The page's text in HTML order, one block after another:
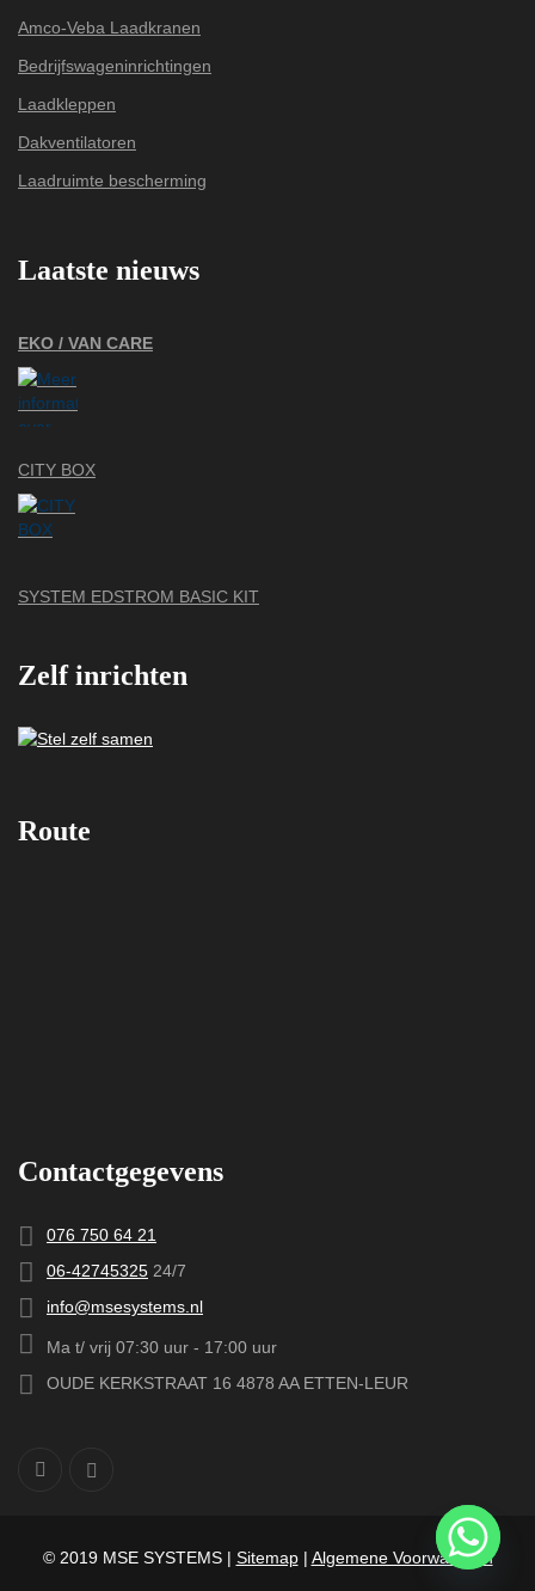
Amco-Veba Laadkranen
Bedrijfswageninrichtingen
Laadkleppen
Dakventilatoren
Laadruimte bescherming
Laatste nieuws
EKO / VAN CARE
CITY BOX
SYSTEM EDSTROM BASIC KIT
Zelf inrichten
Route
Contactgegevens
076 750 64 21
06-42745325 24/7
info@msesystems.nl
Ma t/ vrij 07:30 uur - 17:00 uur
OUDE KERKSTRAAT 16 4878 AA ETTEN-LEUR
© 2019 MSE SYSTEMS | Sitemap| Algemene Voorwaarden